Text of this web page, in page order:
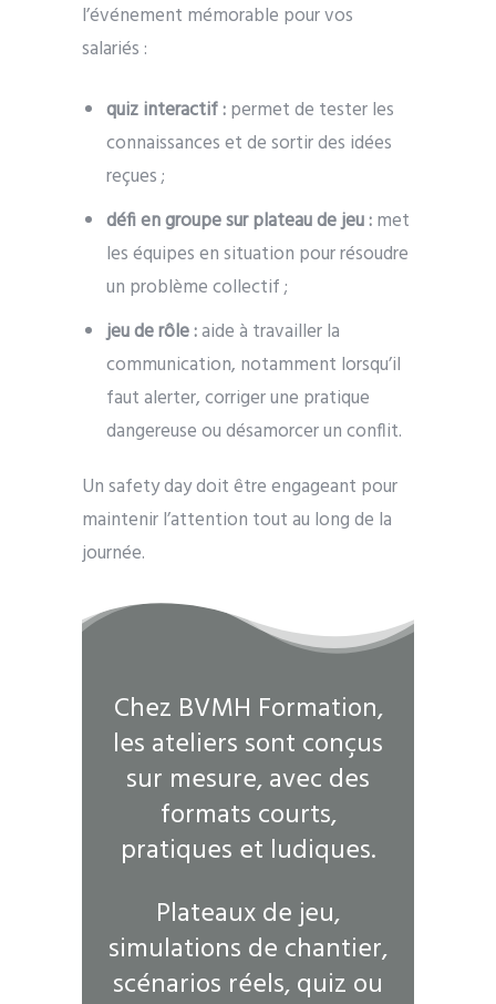
l’événement mémorable pour vos
salariés :
quiz interactif :permet de tester les
connaissances et de sortir des idées
reçues ;
défi en groupe sur plateau de jeu :met
les équipes en situation pour résoudre
un problème collectif ;
jeu de rôle :aide à travailler la
communication, notamment lorsqu’il
faut alerter, corriger une pratique
dangereuse ou désamorcer un conflit.
Un safety day doit être engageant pour
maintenir l’attention tout au long de la
journée.
Chez BVMH Formation,
les ateliers sont conçus
sur mesure, avec des
formats courts,
pratiques et ludiques.
Plateaux de jeu,
simulations de chantier,
scénarios réels, quiz ou